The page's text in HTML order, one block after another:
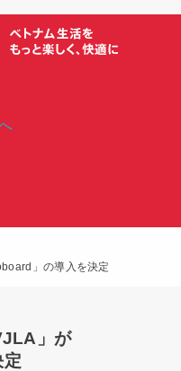
」の導入を決定
」が
定